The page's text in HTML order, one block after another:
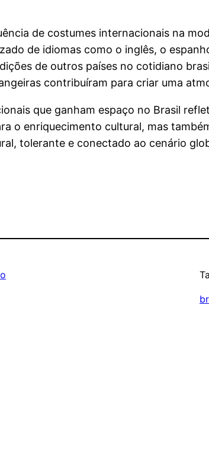
de costumes internacionais na
de idiomas como o inglês, o
de outros países no cotidiano
contribuíram para criar uma
que ganham espaço no Brasil
o enriquecimento cultural, mas
tolerante e conectado ao cenário